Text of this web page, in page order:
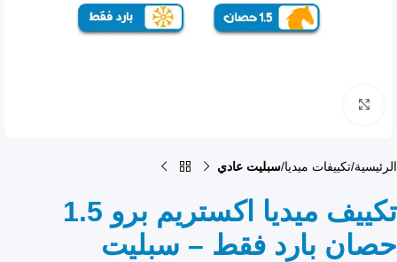
الرئيسية تكييفات ميديا سبليت عادي
تكييف ميديا اكستريم برو 1.5
حصان بارد فقط – سبليت